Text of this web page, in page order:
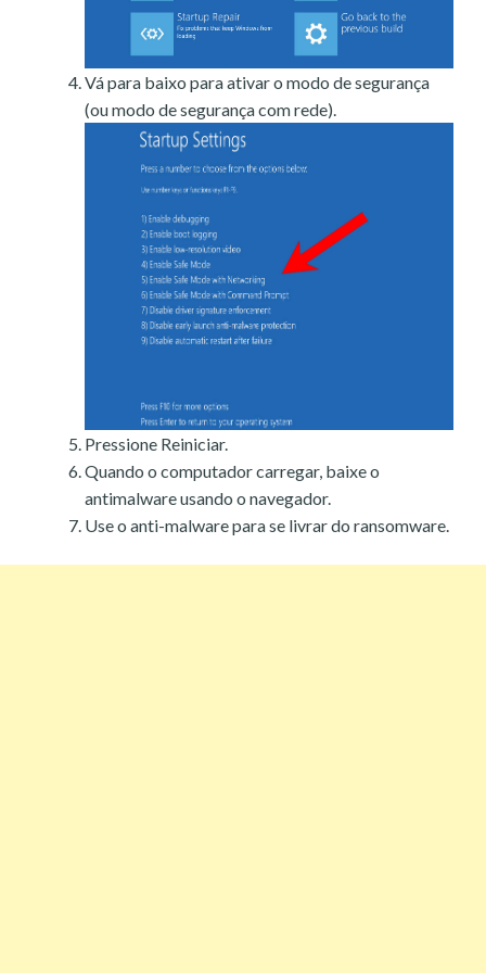
Vá para baixo para ativar o modo de segurança
(ou modo de segurança com rede).
Pressione Reiniciar.
Quando o computador carregar, baixe o
antimalware usando o navegador.
Use o anti-malware para se livrar do ransomware.